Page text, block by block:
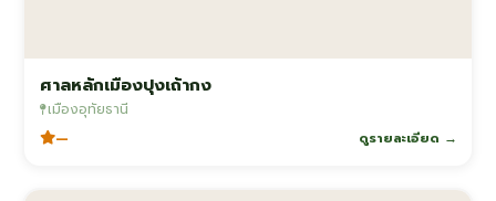
ศาลหลักเมืองปุงเถ้ากง
เมืองอุทัยธานี
— ดูรายละเอียด →